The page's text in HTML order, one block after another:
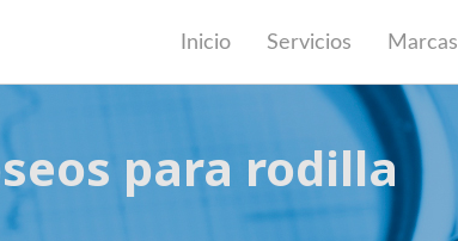
Inicio Servicios Marcas
para rodilla